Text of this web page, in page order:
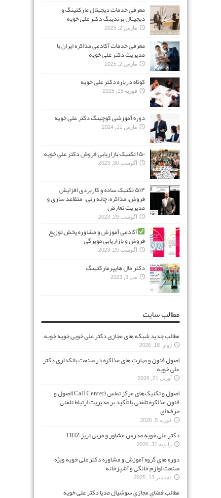
معرفی خدمات دیجیتال مارکتینگ و
دیجیتال برندینگ دکتر علی خویه
مارس 2, 2025
معرفی خدمات آکادمی مذاکره ایران با
مدیریت دکتر علی خویه
مارس 2, 2025
کوتاه درباره دکتر علی خویه
فوریه 15, 2025
دوره آموزشی کوچینگ دکتر علی خویه
مارس 11, 2024
۱۵۰ تکنیک بازاریابی فروش دکتر علی خویه
آگوست 30, 2023
۵۱۴ تکنیک ساده و کاربردی افزایش
فروش، مذاکره، چانه زنی، متقاعد سازی و
مدیریت تعارض
آگوست 29, 2023
آکادمی آموزش و مشاوره پخش توزیع
فروش و بازاریابی مویرگی
آگوست 29, 2023
دکتر مال هایپرمارکتینگ
می 9, 2023
مطالب سایت
مطالب جدید شبکه های مجازی دکتر علی خویی خویه خوبه
ژوئن 18, 2026
اصول فنون و مهارت های مذاکره در صنعت بانکداری دکتر
علی خویه
آوریل 21, 2026
اصول و تکنیک‌های مرکز تماس (Call Center)اصول و
فنون مذاکره تلفنی با تأکید بر مدیریت ارتباط تلفنی
حرفه‌ای
فوریه 5, 2026
دکتر علی خویه مدرس مشاور و مربی تریز TRIZ
ژانویه 31, 2026
دوره های گروه آموزش و مشاوره دکتر علی خویه ویژه
صنعت لوازم خانگی و آشپزخانه
دسامبر 13, 2025
مطالب فضای مجازی سوشیال مدیا دکتر علی خویه